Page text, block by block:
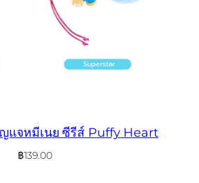
แจหมีเนย ซีรีส์ Puffy Heart
฿139.00